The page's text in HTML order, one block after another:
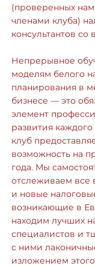
(проверенных
членами клуба)
консультантов со
Непрерывное
моделям белого
планирования в
бизнесе — это
элемент
развития
клуб
возможность на
года. Мы
отслеживаем все
и новые
возникающие в
находим лучших
специалистов и
с ними
изложением